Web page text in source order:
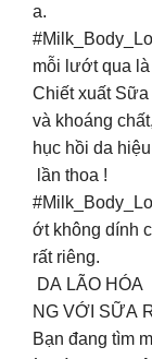
a.
mỗi lướt qua
Chiết xuất Sữa
và khoáng
hục hồi da
lần thoa !
ớt không dính
rất riêng.
DA LÃO HÓA
NG VỚI SỮA
Bạn đang tìm